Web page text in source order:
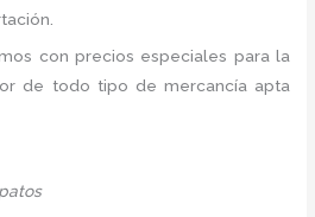
con precios especiales para la
de todo tipo de mercancía apta